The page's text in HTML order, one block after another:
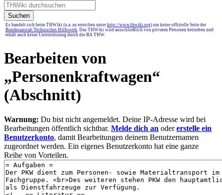
Suchen
Es handelt sich beim THWiki (u.a. zu erreichen unter http://www.thwiki.org) um keine offizielle Seite der
Bundesanstalt Technisches Hilfswerk. Das THWiki wird ausschließlich von privaten Personen betrieben und
erhält auch keine Unterstützung durch die BA THW.
Bearbeiten von
„Personenkraftwagen“
(Abschnitt)
Warnung: Du bist nicht angemeldet. Deine IP-Adresse wird bei
Bearbeitungen öffentlich sichtbar. Melde dich an odererstelle ein
Benutzerkonto, damit Bearbeitungen deinem Benutzernamen
zugeordnet werden. Ein eigenes Benutzerkonto hat eine ganze
Reihe von Vorteilen.